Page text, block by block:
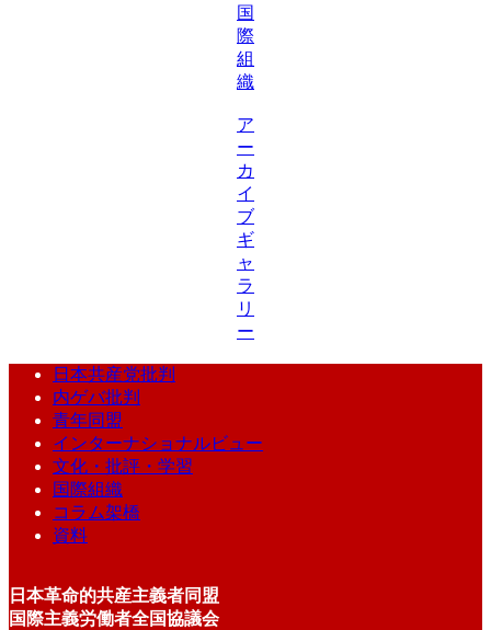
国
際
組
織
ア
ー
カ
イ
ブ
ギ
ャ
ラ
リ
ー
日本共産党批判
内ゲバ批判
青年同盟
インターナショナルビュー
文化・批評・学習
国際組織
コラム架橋
資料
日本革命的共産主義者同盟
国際主義労働者全国協議会